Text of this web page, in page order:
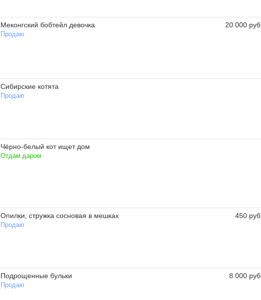
Меконгский бобтейл девочка
Продаю
20 000 руб
Сибирские котята
Продаю
Чёрно-белый кот ищет дом
Отдам даром
Опилки, стружка сосновая в мешках
Продаю
450 руб
Подрощенные бульки
Продаю
8 000 руб